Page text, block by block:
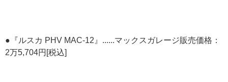
●『ルスカ PHV MAC-12』......マックスガレージ販売価格：
2万5,704円[税込]